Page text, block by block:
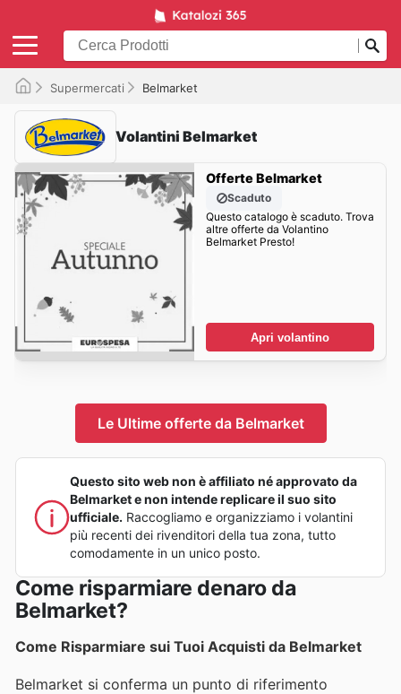
Supermercati Belmarket
Volantini Belmarket
Offerte Belmarket
Scaduto
Questo catalogo è scaduto. Trova
altre offerte da Volantino
Belmarket Presto!
Apri volantino
Le Ultime offerte da Belmarket
Questo sito web non è affiliato né approvato da
Belmarket e non intende replicare il suo sito
ufficiale. Raccogliamo e organizziamo i volantini
più recenti dei rivenditori della tua zona, tutto
comodamente in un unico posto.
Come risparmiare denaro da
Belmarket?
Come Risparmiare sui Tuoi Acquisti da Belmarket
Belmarket si conferma un punto di riferimento